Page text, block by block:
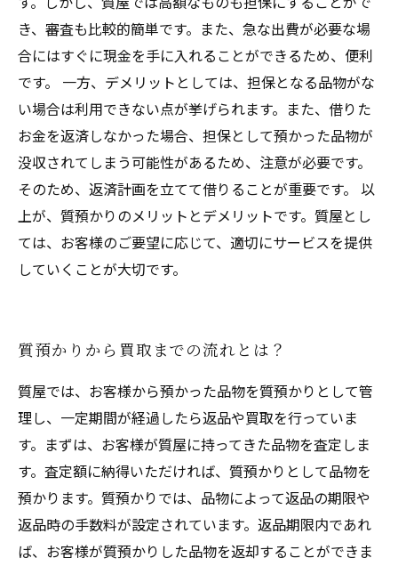
き、審査も比較的簡単です。また、急な出費が必要な場
合にはすぐに現金を手に入れることができるため、便利
です。 一方、デメリットとしては、担保となる品物がな
い場合は利用できない点が挙げられます。また、借りた
お金を返済しなかった場合、担保として預かった品物が
没収されてしまう可能性があるため、注意が必要です。
そのため、返済計画を立てて借りることが重要です。 以
上が、質預かりのメリットとデメリットです。質屋とし
ては、お客様のご要望に応じて、適切にサービスを提供
していくことが大切です。
質預かりから買取までの流れとは？
質屋では、お客様から預かった品物を質預かりとして管
理し、一定期間が経過したら返品や買取を行っていま
す。まずは、お客様が質屋に持ってきた品物を査定しま
す。査定額に納得いただければ、質預かりとして品物を
預かります。質預かりでは、品物によって返品の期限や
返品時の手数料が設定されています。返品期限内であれ
ば、お客様が質預かりした品物を返却することができま